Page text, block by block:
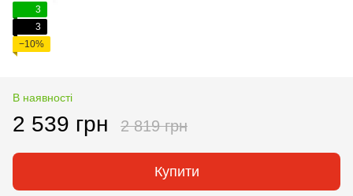
3
3
−10%
В наявності
2 539 грн 2 819 грн
Купити